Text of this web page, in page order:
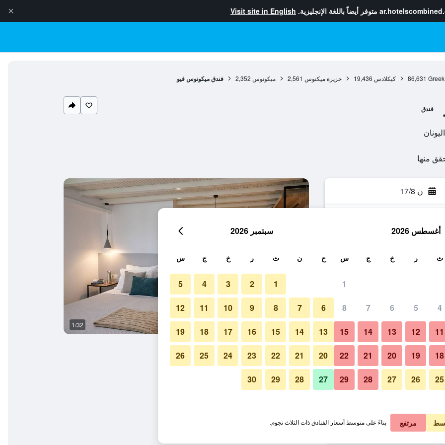
متوفر أيضاً باللغة الإنجليزية. Visit site in English
86,631 كيكلادس 19,436 جزيرة ميكنوس 2,561 ميكونوس 2,352 فندق ميكونوس فيو
فندق
ن 17/8
في الليلة
﷼ عرض الصفقة
﷼ عرض الصفقة
1/32
صور لـ فندق ميكونوس فيو
أغسطس 2026
ث ر خ ج س
1
4
5
6
7
8
11
12
13
14
15
18
19
20
21
22
25
26
27
28
29
سبتمبر 2026
ح ن ث ر خ ج س
1
2
3
4
5
6
7
8
9
10
11
12
13
14
15
16
17
18
19
20
21
22
23
24
25
26
27
28
29
30
مرتفع بناءً على متوسط أسعار الفنادق ذات الثلاث نجوم.